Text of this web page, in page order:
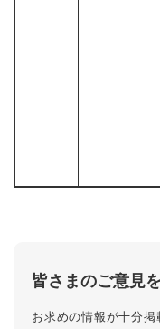
皆さまのご意見
お求めの情報が十分掲